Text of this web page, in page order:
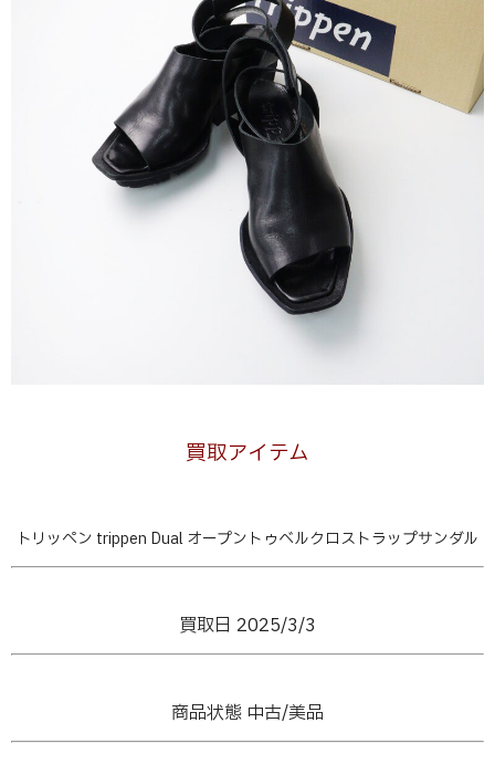
買取アイテム
トリッペン trippen Dual オープントゥベルクロストラップサンダル
買取日 2025/3/3
商品状態 中古/美品